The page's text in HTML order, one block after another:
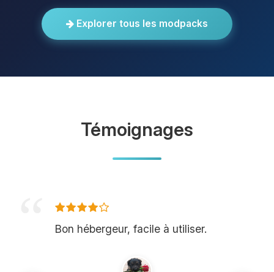
Explorer tous les modpacks
Témoignages
Bon hébergeur, facile à utiliser.